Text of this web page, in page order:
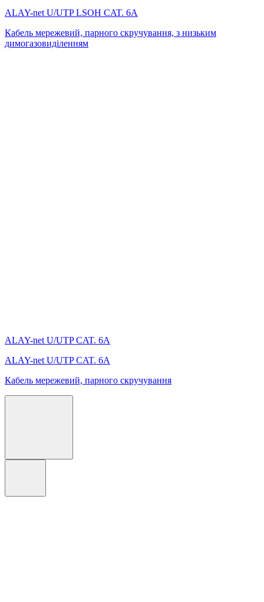
ALAY-net U/UTP LSОH CAT. 6А
Кабель мережевий, парного скручування, з низьким
димогазовиділенням
ALAY-net U/UTP CAT. 6А
ALAY-net U/UTP CAT. 6А
Кабель мережевий, парного скручування